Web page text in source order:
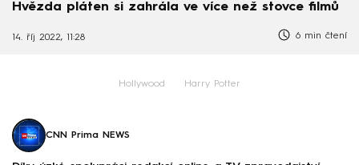
Hvězda pláten si zahrála ve více než stovce filmů
14. říj 2022, 11:28 6 min čtení
Hollywood Harry Potter
CNN Prima NEWS